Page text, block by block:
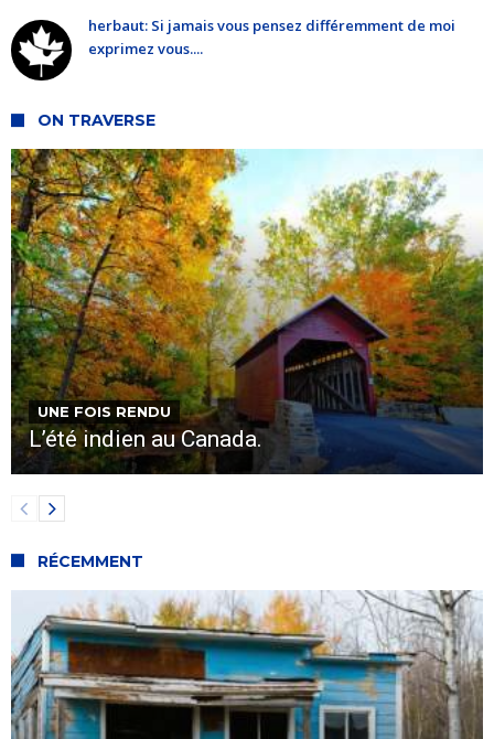
herbaut: Si jamais vous pensez différemment de moi
exprimez vous....
ON TRAVERSE
UNE FOIS RENDU
L’été indien au Canada.
RÉCEMMENT